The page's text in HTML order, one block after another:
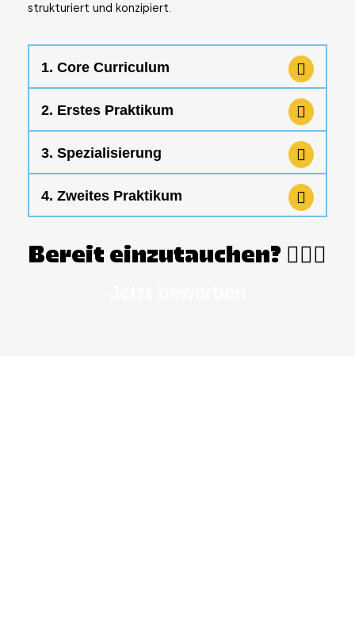
strukturiert und konzipiert.
1. Core Curriculum
2. Erstes Praktikum
3. Spezialisierung
4. Zweites Praktikum
Bereit einzutauchen? 🏄🏻‍♀️